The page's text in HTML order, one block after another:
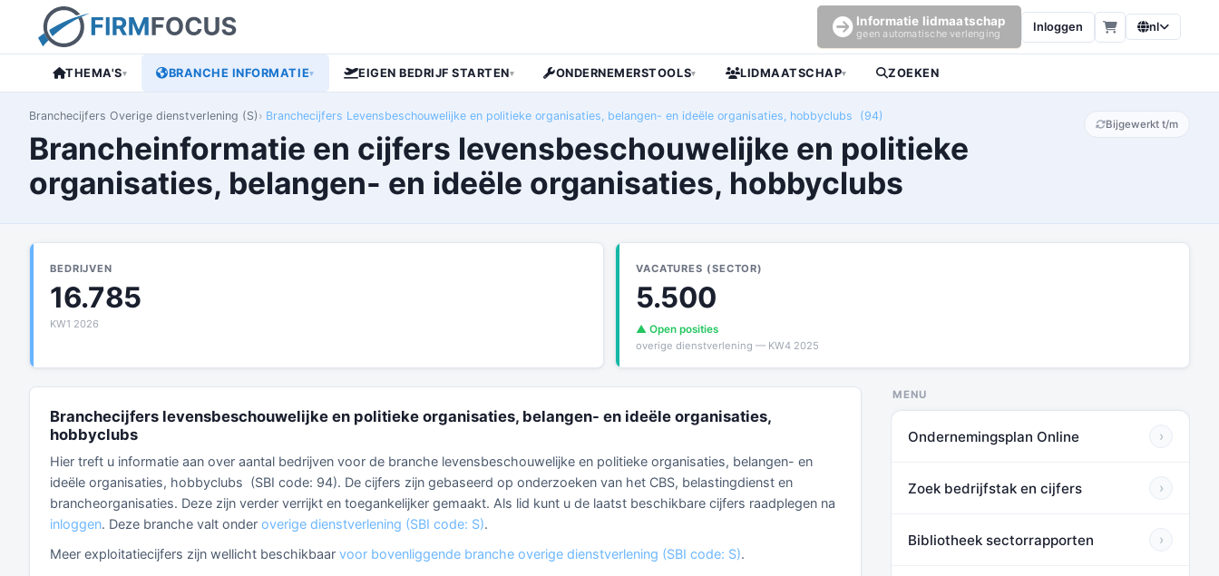
Informatie lidmaatschap
geen automatische verlenging
Inloggen nl
THEMA'S▾ BRANCHE INFORMATIE▾ EIGEN BEDRIJF STARTEN▾ ONDERNEMERSTOOLS▾ LIDMAATSCHAP▾ ZOEKEN
Branchecijfers Overige dienstverlening (S) Branchecijfers Levensbeschouwelijke en politieke organisaties, belangen- en ideële organisaties, hobbyclubs (94)
Brancheinformatie en cijfers levensbeschouwelijke en politieke
organisaties, belangen- en ideële organisaties, hobbyclubs
Bijgewerkt t/m
BEDRIJVEN
16.785
KW1 2026
VACATURES (SECTOR)
5.500
▲ Open posities
overige dienstverlening — KW4 2025
Branchecijfers levensbeschouwelijke en politieke organisaties, belangen- en ideële organisaties,
hobbyclubs
Hier treft u informatie aan over aantal bedrijven voor de branche levensbeschouwelijke en politieke organisaties, belangen- en
ideële organisaties, hobbyclubs (SBI code: 94). De cijfers zijn gebaseerd op onderzoeken van het CBS, belastingdienst en
brancheorganisaties. Deze zijn verder verrijkt en toegankelijker gemaakt. Als lid kunt u de laatst beschikbare cijfers raadplegen na
inloggen. Deze branche valt onder overige dienstverlening (SBI code: S).
Meer exploitatiecijfers zijn wellicht beschikbaar voor bovenliggende branche overige dienstverlening (SBI code: S).
MENU
Ondernemingsplan Online ›
Zoek bedrijfstak en cijfers ›
Bibliotheek sectorrapporten ›